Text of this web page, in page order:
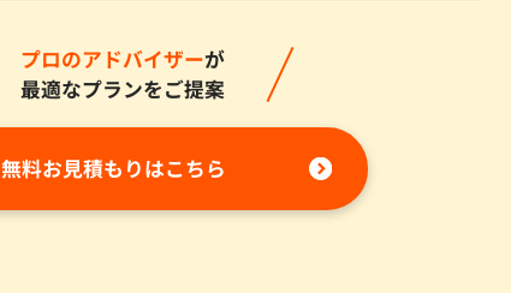
プロのアドバイザーが
最適なプランをご提案
無料お見積もりはこちら